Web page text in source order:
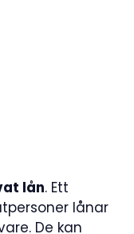
lån. Ett
lånar
De kan